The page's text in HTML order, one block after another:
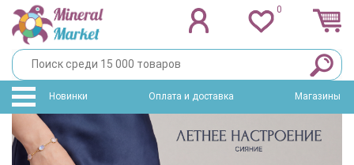
0
Новинки Оплата и доставка Магазины